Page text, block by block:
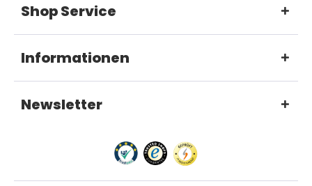
Shop Service
Informationen
Newsletter